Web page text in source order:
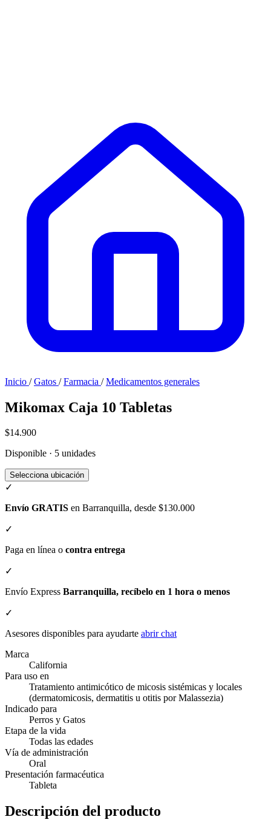
Inicio / Gatos / Farmacia / Medicamentos generales
Mikomax Caja 10 Tabletas
$14.900
Disponible · 5 unidades
Selecciona ubicación
✓
Envío GRATIS en Barranquilla, desde $130.000
✓
Paga en línea o contra entrega
✓
Envío Express Barranquilla, recíbelo en 1 hora o menos
✓
Asesores disponibles para ayudarte abrir chat
Marca
California
Para uso en
Tratamiento antimicótico de micosis sistémicas y locales
(dermatomicosis, dermatitis u otitis por Malassezia)
Indicado para
Perros y Gatos
Etapa de la vida
Todas las edades
Vía de administración
Oral
Presentación farmacéutica
Tableta
Descripción del producto